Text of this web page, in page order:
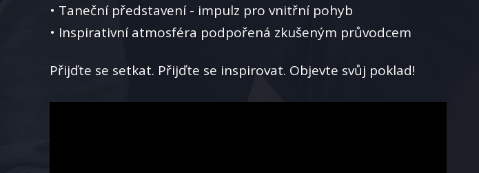
• Taneční představení - impulz pro vnitřní pohyb
• Inspirativní atmosféra podpořená zkušeným průvodcem
Přijďte se setkat. Přijďte se inspirovat. Objevte svůj poklad!